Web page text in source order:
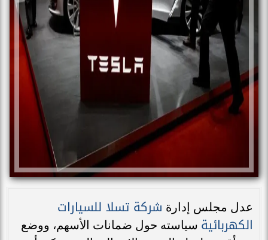
عدل مجلس إدارة شركة تسلا للسيارات
الكهربائية سياسته حول ضمانات الأسهم، ووضع